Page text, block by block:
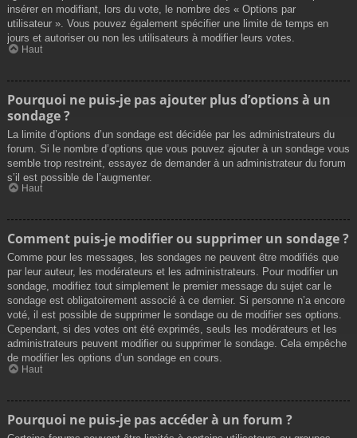
insérer en modifiant, lors du vote, le nombre des « Options par
utilisateur ». Vous pouvez également spécifier une limite de temps en
jours et autoriser ou non les utilisateurs à modifier leurs votes.
Haut
Pourquoi ne puis-je pas ajouter plus d’options à un
sondage ?
La limite d’options d’un sondage est décidée par les administrateurs du
forum. Si le nombre d’options que vous pouvez ajouter à un sondage vous
semble trop restreint, essayez de demander à un administrateur du forum
s’il est possible de l’augmenter.
Haut
Comment puis-je modifier ou supprimer un sondage ?
Comme pour les messages, les sondages ne peuvent être modifiés que
par leur auteur, les modérateurs et les administrateurs. Pour modifier un
sondage, modifiez tout simplement le premier message du sujet car le
sondage est obligatoirement associé à ce dernier. Si personne n’a encore
voté, il est possible de supprimer le sondage ou de modifier ses options.
Cependant, si des votes ont été exprimés, seuls les modérateurs et les
administrateurs peuvent modifier ou supprimer le sondage. Cela empêche
de modifier les options d’un sondage en cours.
Haut
Pourquoi ne puis-je pas accéder à un forum ?